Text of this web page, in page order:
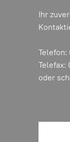
Ihr
Telefon:
Telefax:
oder